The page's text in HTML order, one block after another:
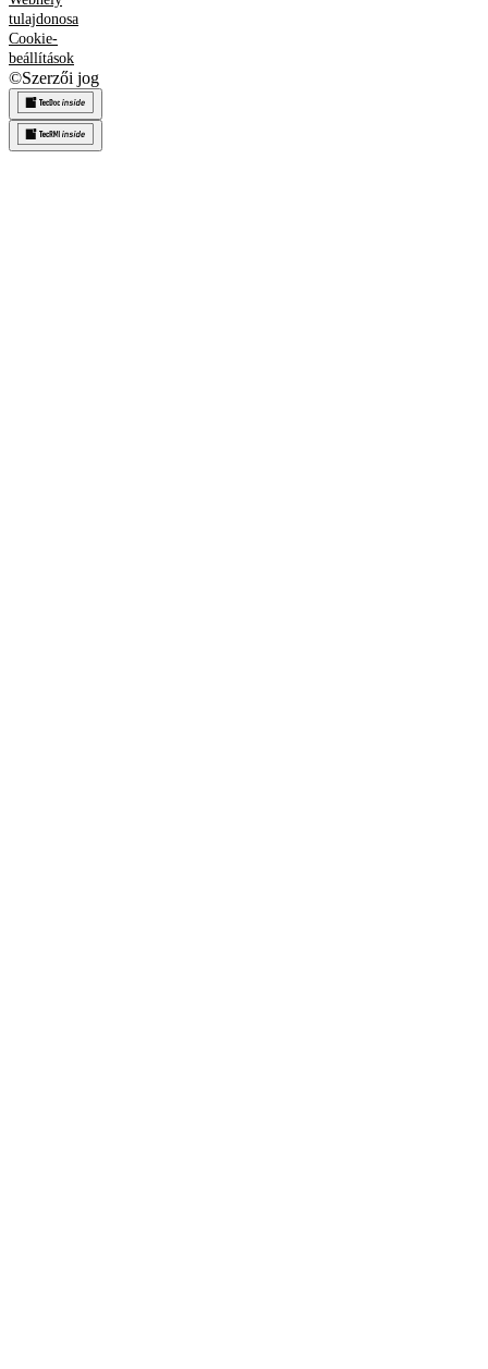
tulajdonosa
Cookie-
beállítások
©Szerzői jog